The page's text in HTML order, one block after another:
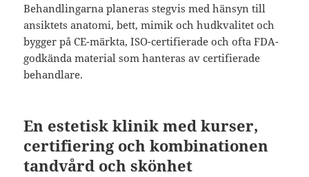
Behandlingarna planeras stegvis med hänsyn till
ansiktets anatomi, bett, mimik och hudkvalitet och
bygger på CE-märkta, ISO-certifierade och ofta FDA-
godkända material som hanteras av certifierade
behandlare.
En estetisk klinik med kurser,
certifiering och kombinationen
tandvård och skönhet